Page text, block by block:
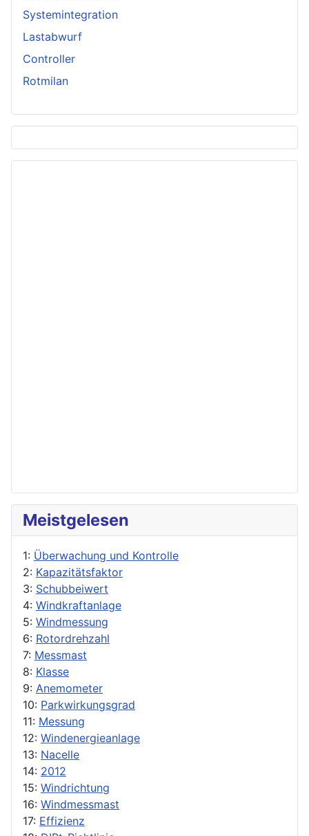
Systemintegration
Lastabwurf
Controller
Rotmilan
Meistgelesen
1: Überwachung und Kontrolle
2: Kapazitätsfaktor
3: Schubbeiwert
4: Windkraftanlage
5: Windmessung
6: Rotordrehzahl
7: Messmast
8: Klasse
9: Anemometer
10: Parkwirkungsgrad
11: Messung
12: Windenergieanlage
13: Nacelle
14: 2012
15: Windrichtung
16: Windmessmast
17: Effizienz